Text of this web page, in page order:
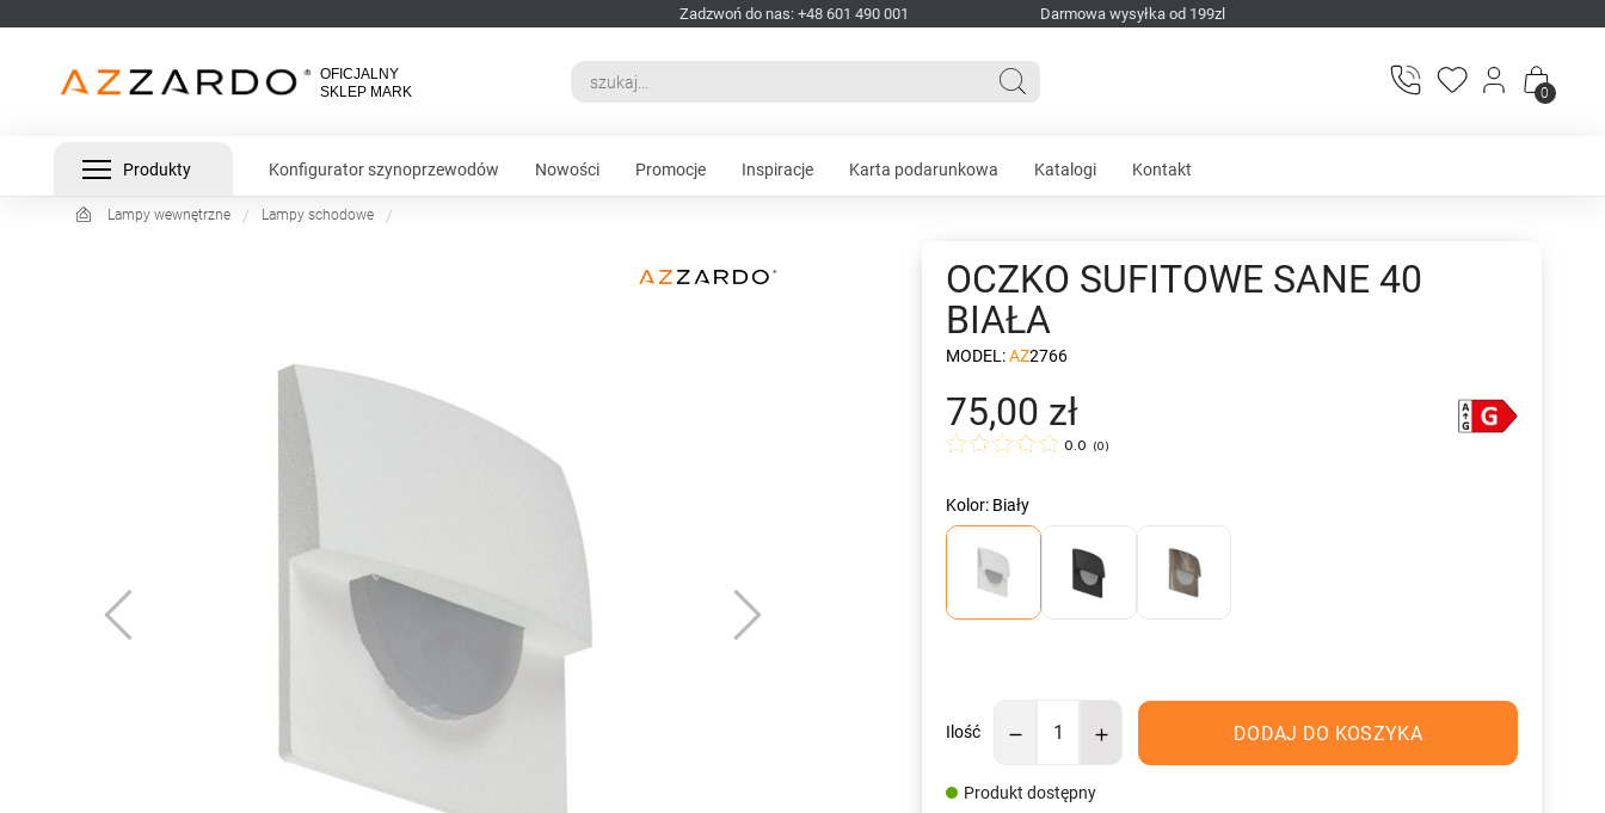
Zadzwoń do nas: +48 601 490 001 Darmowa wysyłka od 199zl
0
Produkty Konfigurator szynoprzewodów Nowości Promocje Inspiracje Karta podarunkowa Katalogi Kontakt
Lampy wewnętrzne Lampy schodowe
OCZKO SUFITOWE SANE 40
BIAŁA
MODEL:AZ2766
75,00 zł
0.0 (0)
Kolor: Biały
Ilość DODAJ DO KOSZYKA
Produkt dostępny